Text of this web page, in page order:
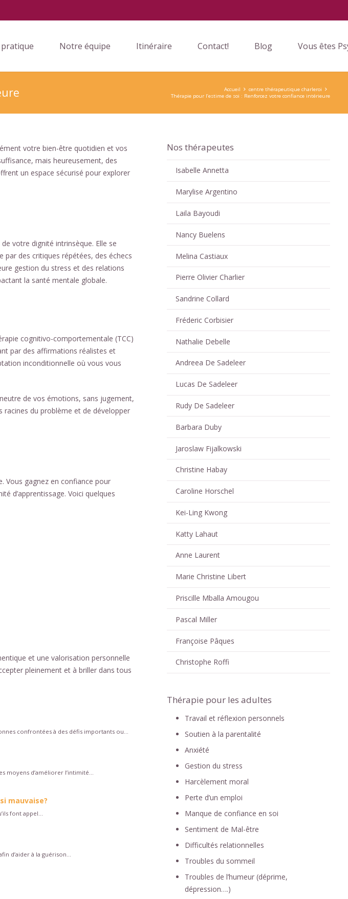
Notre équipe Itinéraire Contact! Blog Vous êtes
Accueil
centre thérapeutique charleroi
Thérapie pour l’estime de soi : Renforcez votre confiance intérieure
votre bien-être quotidien et vos
mais heureusement, des
un espace sécurisé pour explorer
votre dignité intrinsèque. Elle se
par des critiques répétées, des échecs
gestion du stress et des relations
la santé mentale globale.
cognitivo-comportementale (TCC)
par des affirmations réalistes et
inconditionnelle où vous vous
de vos émotions, sans jugement,
racines du problème et de développer
Vous gagnez en confiance pour
d’apprentissage. Voici quelques
et une valorisation personnelle
pleinement et à briller dans tous
confrontées à des défis importants ou...
moyens d’améliorer l’intimité...
mauvaise?
font appel...
d’aider à la guérison...
Nos thérapeutes
Isabelle Annetta
Marylise Argentino
Laila Bayoudi
Nancy Buelens
Melina Castiaux
Pierre Olivier Charlier
Sandrine Collard
Fréderic Corbisier
Nathalie Debelle
Andreea De Sadeleer
Lucas De Sadeleer
Rudy De Sadeleer
Barbara Duby
Jaroslaw Fijalkowski
Christine Habay
Caroline Horschel
Kei-Ling Kwong
Katty Lahaut
Anne Laurent
Marie Christine Libert
Priscille Mballa Amougou
Pascal Miller
Françoise Pâques
Christophe Roffi
Thérapie pour les adultes
Travail et réflexion personnels
Soutien à la parentalité
Anxiété
Gestion du stress
Harcèlement moral
Perte d’un emploi
Manque de confiance en soi
Sentiment de Mal-être
Difficultés relationnelles
Troubles du sommeil
Troubles de l’humeur (déprime,
dépression….)